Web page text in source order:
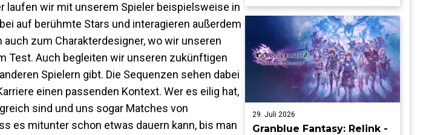
laufen wir mit unserem Spieler beispielsweise in
auf berühmte Stars und interagieren außerdem
zum Charakterdesigner, wo wir unseren
Test. Auch begleiten wir unseren zukünftigen
Spielern gibt. Die Sequenzen sehen dabei
einen passenden Kontext. Wer es eilig hat,
sind und uns sogar Matches von
es mitunter schon etwas dauern kann, bis man
29. Juli 2026
Granblue Fantasy: Relink -